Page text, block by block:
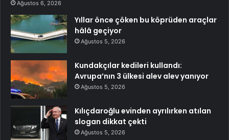
Ağustos 6, 2026
Yıllar önce çöken bu köprüden araçlar
hâlâ geçiyor
Ağustos 5, 2026
Kundakçılar kedileri kullandı:
Avrupa’nın 3 ülkesi alev alev yanıyor
Ağustos 5, 2026
Kılıçdaroğlu evinden ayrılırken atılan
slogan dikkat çekti
Ağustos 5, 2026